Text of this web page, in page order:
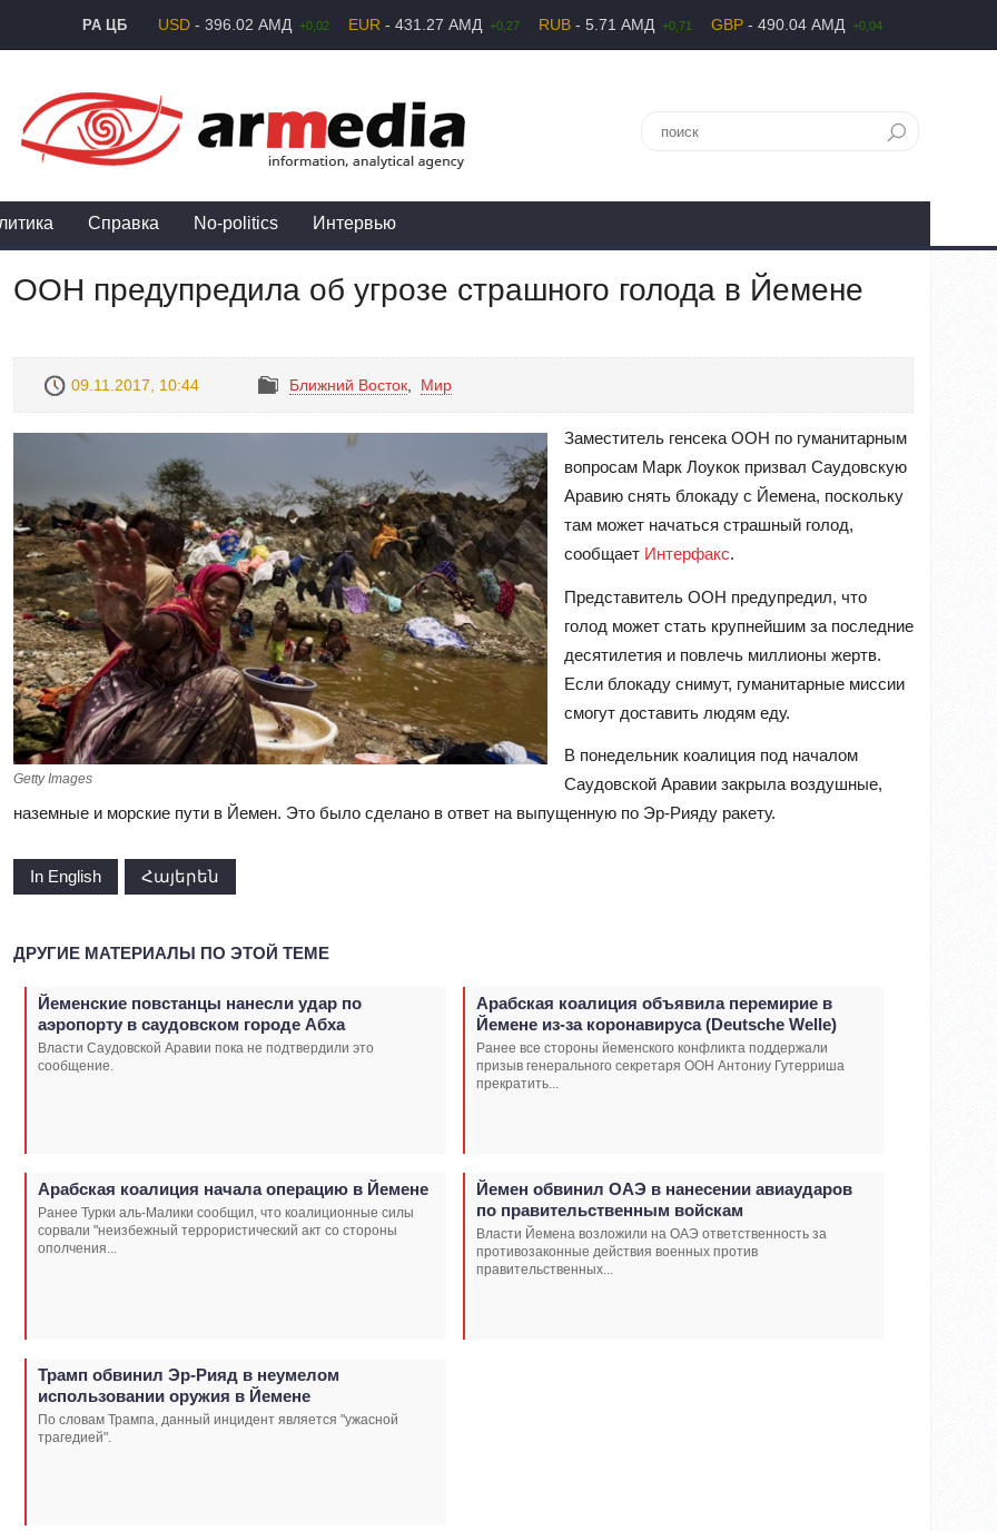
РА ЦБ USD - 396.02 АМД +0,02 EUR - 431.27 АМД +0,27 RUB - 5.71 АМД +0,71 GBP - 490.04 АМД +0,04
Справка No-politics Интервью
ООН предупредила об угрозе страшного голода в Йемене
09.11.2017, 10:44 Ближний Восток Mир
Getty Images
Заместитель генсека ООН по гуманитарным
вопросам Марк Лоукок призвал Саудовскую
Аравию снять блокаду с Йемена, поскольку
там может начаться страшный голод,
сообщает Интерфакс.
Представитель ООН предупредил, что
голод может стать крупнейшим за последние
десятилетия и повлечь миллионы жертв.
Если блокаду снимут, гуманитарные миссии
смогут доставить людям еду.
В понедельник коалиция под началом
Саудовской Аравии закрыла воздушные,
наземные и морские пути в Йемен. Это было сделано в ответ на выпущенную по Эр-Рияду ракету.
In English Հայերեն
ДРУГИЕ МАТЕРИАЛЫ ПО ЭТОЙ ТЕМЕ
Йеменские повстанцы нанесли удар по
аэропорту в саудовском городе Абха
Власти Саудовской Аравии пока не подтвердили это
сообщение.
Арабская коалиция объявила перемирие в
Йемене из-за коронавируса (Deutsche Welle)
Ранее все стороны йеменского конфликта поддержали
призыв генерального секретаря ООН Антониу Гутерриша
прекратить...
Арабская коалиция начала операцию в Йемене
Ранее Турки аль-Малики сообщил, что коалиционные силы
сорвали "неизбежный террористический акт со стороны
ополчения...
Йемен обвинил ОАЭ в нанесении авиаударов
по правительственным войскам
Власти Йемена возложили на ОАЭ ответственность за
противозаконные действия военных против
правительственных...
Трамп обвинил Эр-Рияд в неумелом
использовании оружия в Йемене
По словам Трампа, данный инцидент является "ужасной
трагедией".